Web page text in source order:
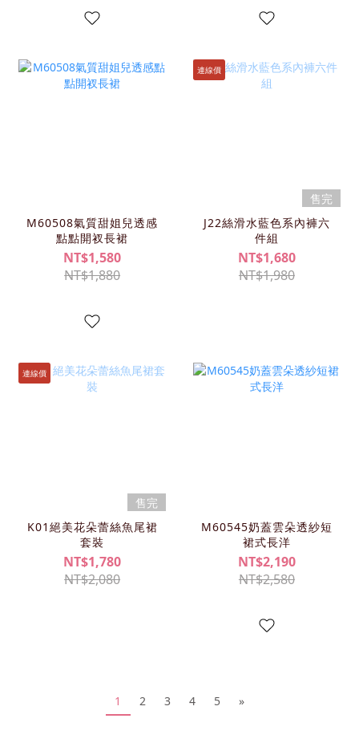
M60508氣質甜姐兒透感
點點開衩長裙
NT$1,580
NT$1,880
連線價
售完
J22絲滑水藍色系內褲六
件組
NT$1,680
NT$1,980
連線價
售完
K01絕美花朵蕾絲魚尾裙
套裝
NT$1,780
NT$2,080
M60545奶蓋雲朵透紗短
裙式長洋
NT$2,190
NT$2,580
1 2 3 4 5 »